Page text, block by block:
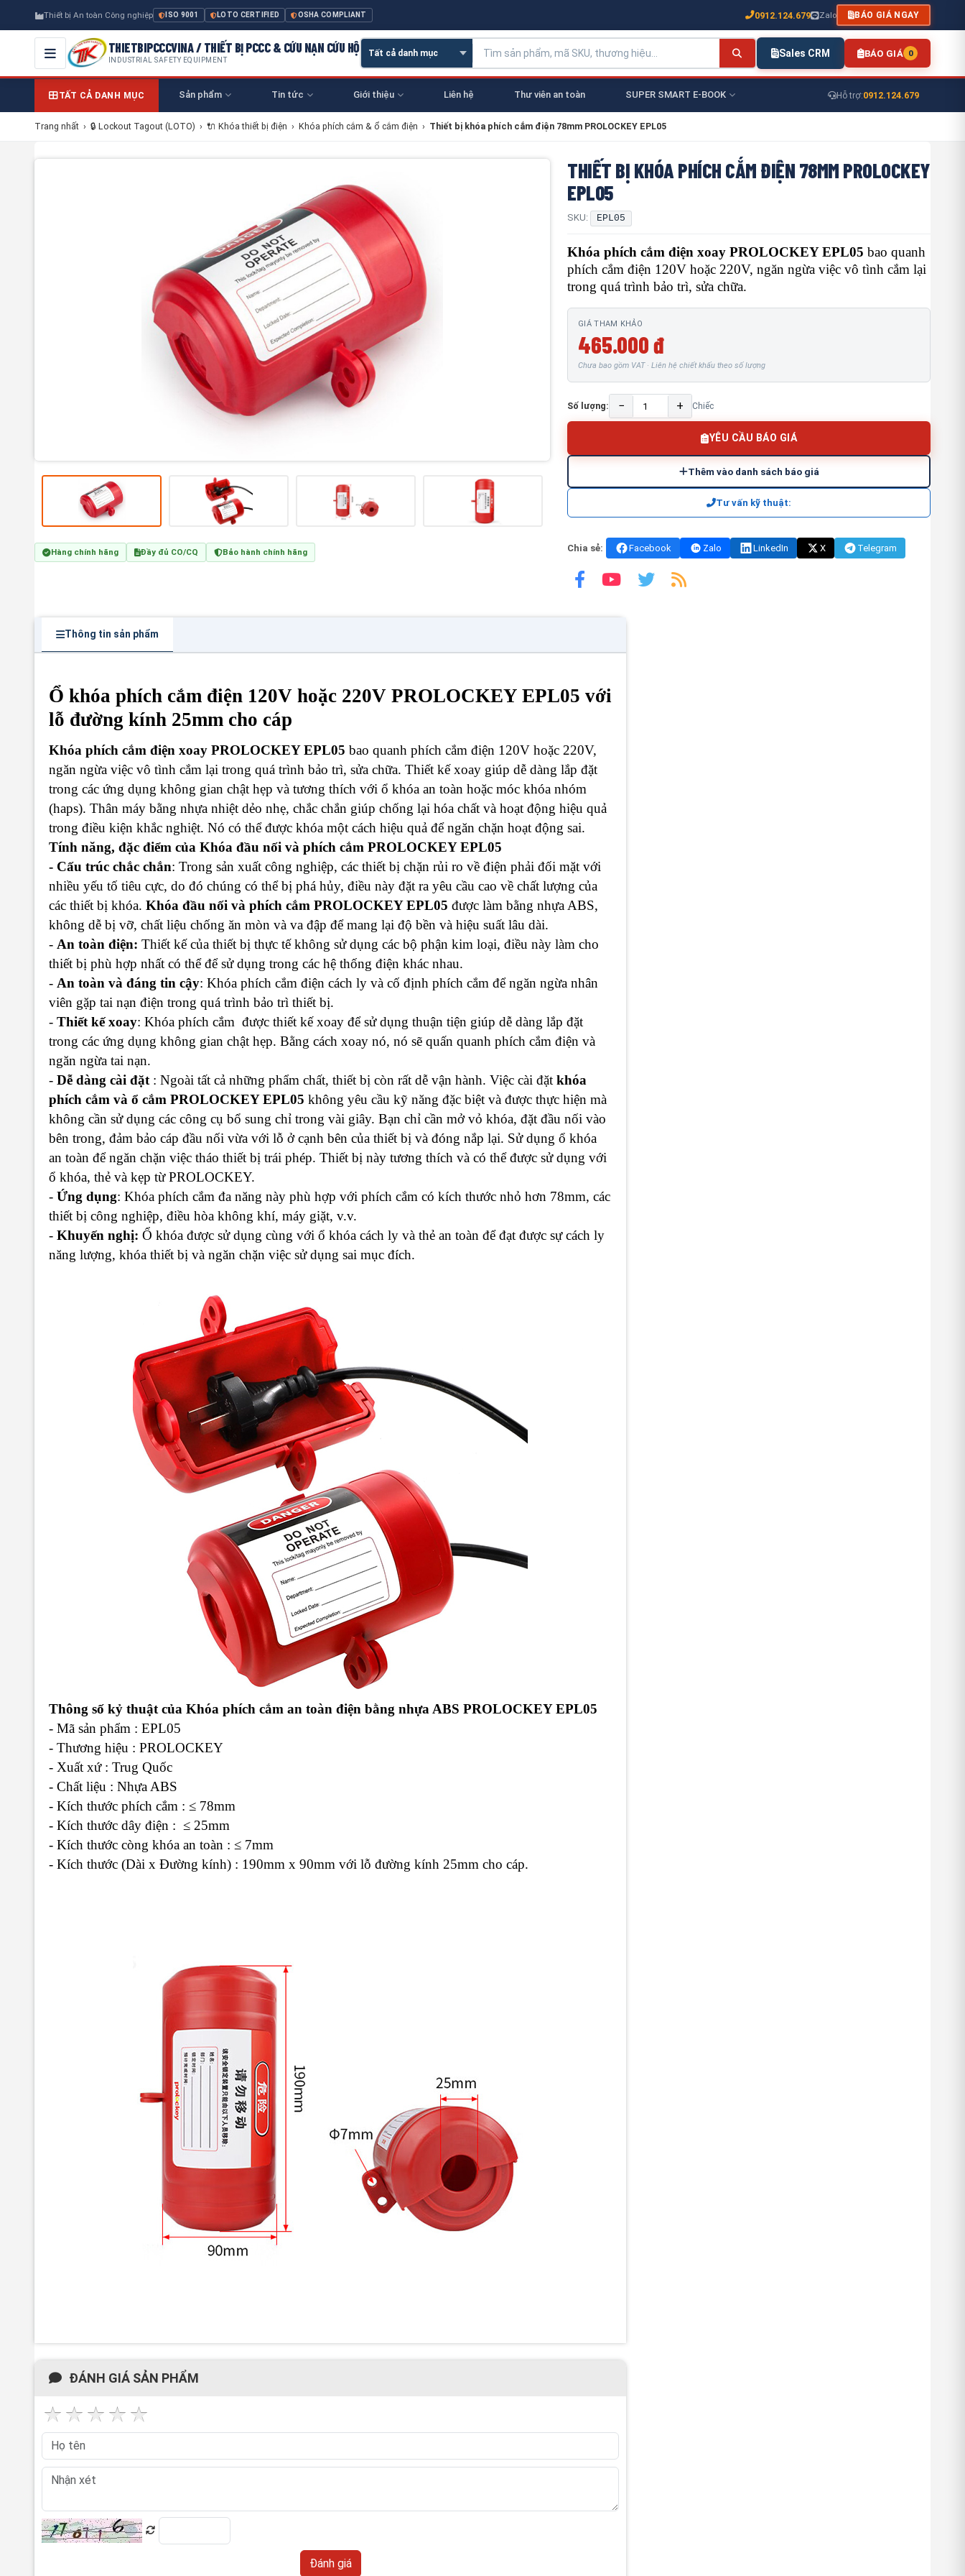
Thiết bị An toàn Công nghiệp ISO 9001 LOTO CERTIFIED OSHA COMPLIANT 0912.124.679 Zalo BÁO GIÁ NGAY
THIETBIPCCCVINA / THIẾT BỊ PCCC & CỨU NẠN CỨU HỘ
INDUSTRIAL SAFETY EQUIPMENT
Sales CRM BÁO GIÁ 0
TẤT CẢ DANH MỤC Sản phẩm Tin tức Giới thiệu Liên hệ Thư viên an toàn SUPER SMART E-BOOK Hỗ trợ:0912.124.679
Trang nhất › 🔒 Lockout Tagout (LOTO) › 🔌 Khóa thiết bị điện › Khóa phích cắm & ổ cắm điện › Thiết bị khóa phích cắm điện 78mm PROLOCKEY EPL05
Hàng chính hãng Đầy đủ CO/CQ Bảo hành chính hãng
THIẾT BỊ KHÓA PHÍCH CẮM ĐIỆN 78MM PROLOCKEY
EPL05
SKU: EPL05
Khóa phích cắm điện xoay PROLOCKEY EPL05 bao quanh
phích cắm điện 120V hoặc 220V, ngăn ngừa việc vô tình cắm lại
trong quá trình bảo trì, sửa chữa.
GIÁ THAM KHẢO
465.000 đ
Chưa bao gồm VAT · Liên hệ chiết khấu theo số lượng
Số lượng: − + Chiếc
YÊU CẦU BÁO GIÁ
Thêm vào danh sách báo giá
Tư vấn kỹ thuật:
Chia sẻ: Facebook Zalo LinkedIn X Telegram
Thông tin sản phẩm
Ổ khóa phích cắm điện 120V hoặc 220V PROLOCKEY EPL05 với
lỗ đường kính 25mm cho cáp
Khóa phích cắm điện xoay PROLOCKEY EPL05 bao quanh phích cắm điện 120V hoặc 220V,
ngăn ngừa việc vô tình cắm lại trong quá trình bảo trì, sửa chữa. Thiết kế xoay giúp dễ dàng lắp đặt
trong các ứng dụng không gian chật hẹp và tương thích với ổ khóa an toàn hoặc móc khóa nhóm
(haps). Thân máy bằng nhựa nhiệt dẻo nhẹ, chắc chắn giúp chống lại hóa chất và hoạt động hiệu quả
trong điều kiện khắc nghiệt. Nó có thể được khóa một cách hiệu quả để ngăn chặn hoạt động sai.
Tính năng, đặc điểm của Khóa đầu nối và phích cắm PROLOCKEY EPL05
- Cấu trúc chắc chắn: Trong sản xuất công nghiệp, các thiết bị chặn rủi ro về điện phải đối mặt với
nhiều yếu tố tiêu cực, do đó chúng có thể bị phá hủy, điều này đặt ra yêu cầu cao về chất lượng của
các thiết bị khóa. Khóa đầu nối và phích cắm PROLOCKEY EPL05 được làm bằng nhựa ABS,
không dễ bị vỡ, chất liệu chống ăn mòn và va đập để mang lại độ bền và hiệu suất lâu dài.
- An toàn điện: Thiết kế của thiết bị thực tế không sử dụng các bộ phận kim loại, điều này làm cho
thiết bị phù hợp nhất có thể để sử dụng trong các hệ thống điện khác nhau.
- An toàn và đáng tin cậy: Khóa phích cắm điện cách ly và cố định phích cắm để ngăn ngừa nhân
viên gặp tai nạn điện trong quá trình bảo trì thiết bị.
- Thiết kế xoay: Khóa phích cắm được thiết kế xoay để sử dụng thuận tiện giúp dễ dàng lắp đặt
trong các ứng dụng không gian chật hẹp. Bằng cách xoay nó, nó sẽ quấn quanh phích cắm điện và
ngăn ngừa tai nạn.
- Dễ dàng cài đặt : Ngoài tất cả những phẩm chất, thiết bị còn rất dễ vận hành. Việc cài đặt khóa
phích cắm và ổ cắm PROLOCKEY EPL05 không yêu cầu kỹ năng đặc biệt và được thực hiện mà
không cần sử dụng các công cụ bổ sung chỉ trong vài giây. Bạn chỉ cần mở vỏ khóa, đặt đầu nối vào
bên trong, đảm bảo cáp đầu nối vừa với lỗ ở cạnh bên của thiết bị và đóng nắp lại. Sử dụng ổ khóa
an toàn để ngăn chặn việc tháo thiết bị trái phép. Thiết bị này tương thích và có thể được sử dụng với
ổ khóa, thẻ và kẹp từ PROLOCKEY.
- Ứng dụng: Khóa phích cắm đa năng này phù hợp với phích cắm có kích thước nhỏ hơn 78mm, các
thiết bị công nghiệp, điều hòa không khí, máy giặt, v.v.
- Khuyến nghị: Ổ khóa được sử dụng cùng với ổ khóa cách ly và thẻ an toàn để đạt được sự cách ly
năng lượng, khóa thiết bị và ngăn chặn việc sử dụng sai mục đích.
Thông số kỷ thuật của Khóa phích cắm an toàn điện bằng nhựa ABS PROLOCKEY EPL05
- Mã sản phẩm : EPL05
- Thương hiệu : PROLOCKEY
- Xuất xứ : Trug Quốc
- Chất liệu : Nhựa ABS
- Kích thước phích cắm : ≤ 78mm
- Kích thước dây điện : ≤ 25mm
- Kích thước còng khóa an toàn : ≤ 7mm
- Kích thước (Dài x Đường kính) : 190mm x 90mm với lỗ đường kính 25mm cho cáp.
ĐÁNH GIÁ SẢN PHẨM